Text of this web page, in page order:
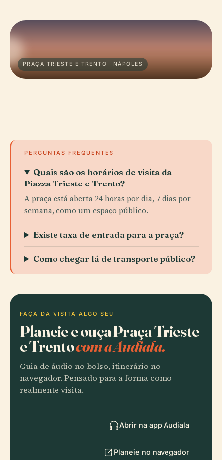
PRAÇA TRIESTE E TRENTO · NÁPOLES
PERGUNTAS FREQUENTES
Quais são os horários de visita da
Piazza Trieste e Trento?
A praça está aberta 24 horas por dia, 7 dias por
semana, como um espaço público.
Existe taxa de entrada para a praça?
Como chegar lá de transporte público?
FAÇA DA VISITA ALGO SEU
Planeie e ouça Praça Trieste
e Trentocom a Audiala.
Guia de áudio no bolso, itinerário no
navegador. Pensado para a forma como
realmente visita.
Abrir na app Audiala
Planeie no navegador